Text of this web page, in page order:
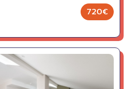
720€